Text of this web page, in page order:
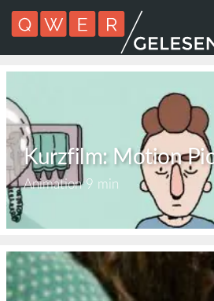
Kurzfilm: Motion
Animation9 min